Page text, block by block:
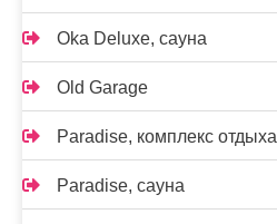
Oka Deluxe, сауна
Old Garage
Paradise, комплекс отдыха
Paradise, сауна